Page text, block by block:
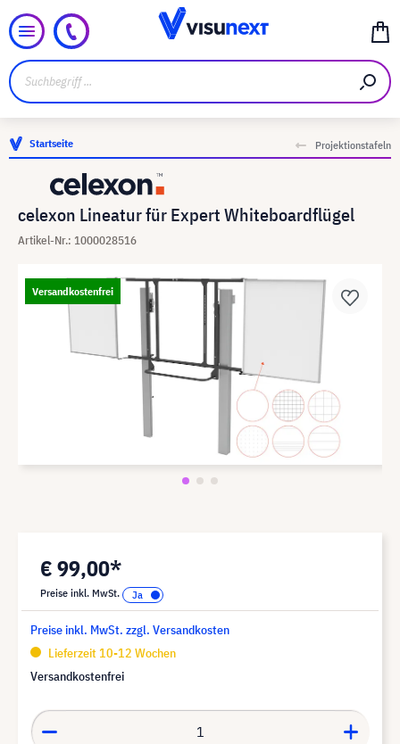
Startseite Projektionstafeln
celexon Lineatur für Expert Whiteboardflügel
Artikel-Nr.: 1000028516
Versandkostenfrei
€ 99,00*
Preise inkl. MwSt.
Preise inkl. MwSt. zzgl. Versandkosten
Lieferzeit 10-12 Wochen
Versandkostenfrei